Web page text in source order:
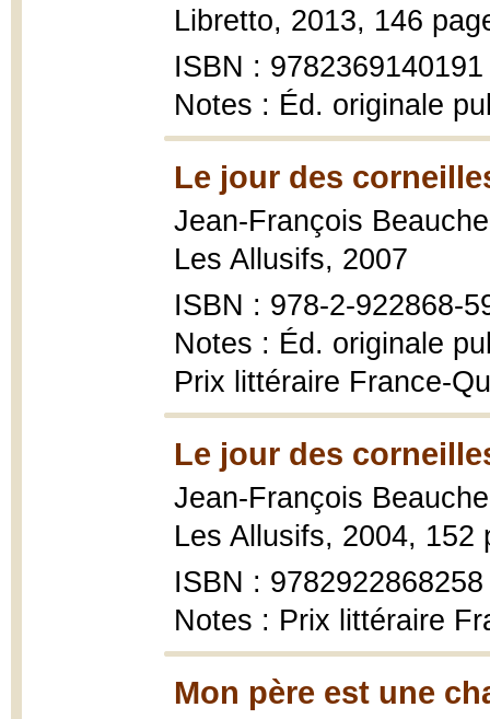
Libretto, 2013, 146
ISBN : 9782369140191
Notes : Éd. originale
Le jour des
Jean-François
Les Allusifs, 2007
ISBN : 978-2-922868-
Notes : Éd. originale
Prix littéraire France-
Le jour des
Jean-François
Les Allusifs, 2004, 152
ISBN : 9782922868258
Notes : Prix littéraire
Mon père est une